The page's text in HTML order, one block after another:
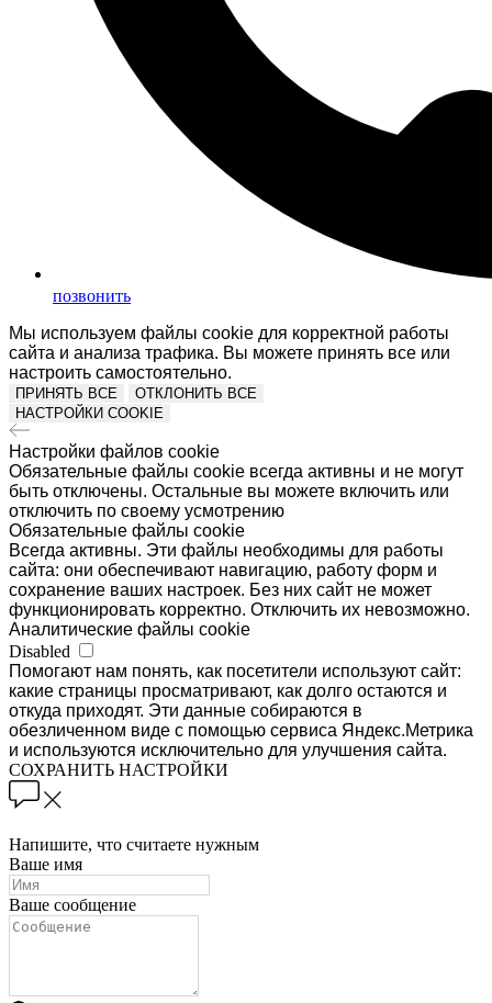
позвонить
Мы используем файлы cookie для корректной работы
сайта и анализа трафика. Вы можете принять все или
настроить самостоятельно.
ПРИНЯТЬ ВСЕ
ОТКЛОНИТЬ ВСЕ
НАСТРОЙКИ COOKIE
Настройки файлов cookie
Обязательные файлы cookie всегда активны и не могут
быть отключены. Остальные вы можете включить или
отключить по своему усмотрению
Обязательные файлы cookie
Всегда активны. Эти файлы необходимы для работы
сайта: они обеспечивают навигацию, работу форм и
сохранение ваших настроек. Без них сайт не может
функционировать корректно. Отключить их невозможно.
Аналитические файлы cookie
Disabled
Помогают нам понять, как посетители используют сайт:
какие страницы просматривают, как долго остаются и
откуда приходят. Эти данные собираются в
обезличенном виде с помощью сервиса Яндекс.Метрика
и используются исключительно для улучшения сайта.
СОХРАНИТЬ НАСТРОЙКИ
Напишите, что считаете нужным
Ваше имя
Ваше сообщение